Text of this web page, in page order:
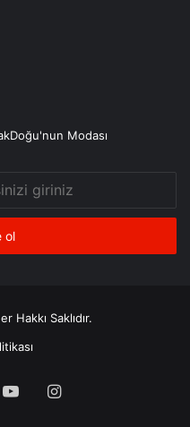
Modası
Hakkı Saklıdır.
YouTubeInstagram